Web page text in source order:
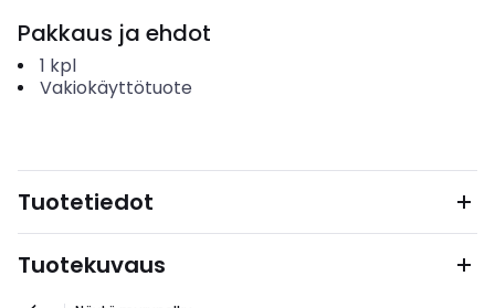
Pakkaus ja ehdot
1 kpl
Vakiokäyttötuote
Tuotetiedot
Tuotekuvaus